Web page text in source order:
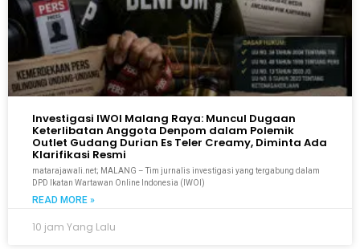
Investigasi IWOI Malang Raya: Muncul Dugaan
Keterlibatan Anggota Denpom dalam Polemik
Outlet Gudang Durian Es Teler Creamy, Diminta Ada
Klarifikasi Resmi
matarajawali.net; MALANG – Tim jurnalis investigasi yang tergabung dalam
DPD Ikatan Wartawan Online Indonesia (IWOI)
READ MORE »
10 jam Yang Lalu